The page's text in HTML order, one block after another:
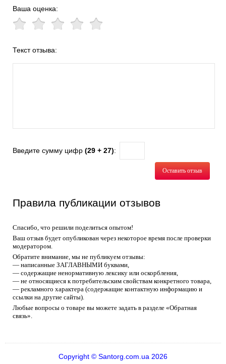
Ваша оценка:
Текст отзыва:
Введите сумму цифр (29 + 27):
Оставить отзыв
Правила публикации отзывов
Спасибо, что решили поделиться опытом!
Ваш отзыв будет опубликован через некоторое время после проверки
модератором.
Обратите внимание, мы не публикуем отзывы:
— написанные ЗАГЛАВНЫМИ буквами,
— содержащие ненормативную лексику или оскорбления,
— не относящиеся к потребительским свойствам конкретного товара,
— рекламного характера (содержащие контактную информацию и
ссылки на другие сайты).
Любые вопросы о товаре вы можете задать в разделе «Обратная
связь».
Copyright © Santorg.com.ua 2026